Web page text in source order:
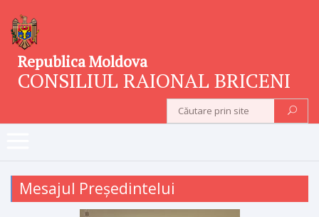
Republica Moldova
CONSILIUL RAIONAL BRICENI
Mesajul Președintelui